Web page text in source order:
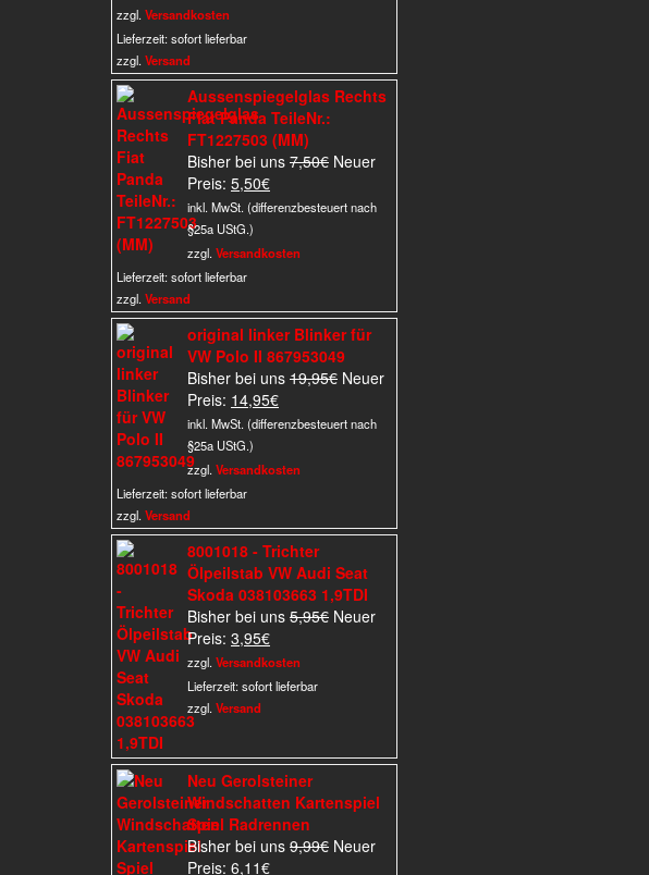
zzgl. Versandkosten
Lieferzeit:sofort lieferbar
zzgl. Versand
Aussenspiegelglas Rechts
Fiat Panda TeileNr.:
FT1227503 (MM)
Bisher bei uns 7,50€ Ursprünglicher
war:
Neuer
Preis: 5,50€Aktueller
Preis
5,50€.
inkl. MwSt. (differenzbesteuert nach
§25a UStG.)
zzgl. Versandkosten
Lieferzeit:sofort lieferbar
zzgl. Versand
original linker Blinker für
VW Polo II 867953049
Bisher bei uns 19,95€ Ursprünglicher
war:
Neuer
Preis: 14,95€Aktueller
Preis
14,95€.
inkl. MwSt. (differenzbesteuert nach
§25a UStG.)
zzgl. Versandkosten
Lieferzeit:sofort lieferbar
zzgl. Versand
8001018 - Trichter
Ölpeilstab VW Audi Seat
Skoda 038103663 1,9TDI
Bisher bei uns 5,95€ Ursprünglicher
Neuer
Preis: 3,95€Aktueller
Preis
ist:
zzgl. Versandkosten
Lieferzeit:sofort lieferbar
zzgl. Versand
Neu Gerolsteiner
Windschatten Kartenspiel
Spiel Radrennen
Bisher bei uns 9,99€ Ursprünglicher
Neuer
Preis: 6,11€Aktueller